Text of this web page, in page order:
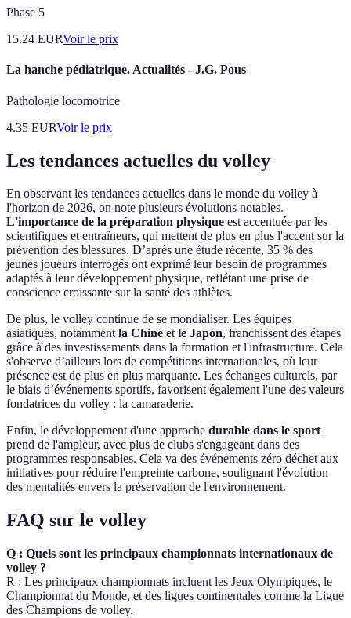
Phase 5
15.24 EURVoir le prix
La hanche pédiatrique. Actualités - J.G. Pous
Pathologie locomotrice
4.35 EURVoir le prix
Les tendances actuelles du volley
En observant les tendances actuelles dans le monde du volley à
l'horizon de 2026, on note plusieurs évolutions notables.
L'importance de la préparation physique est accentuée par les
scientifiques et entraîneurs, qui mettent de plus en plus l'accent sur la
prévention des blessures. D’après une étude récente, 35 % des
jeunes joueurs interrogés ont exprimé leur besoin de programmes
adaptés à leur développement physique, reflétant une prise de
conscience croissante sur la santé des athlètes.
De plus, le volley continue de se mondialiser. Les équipes
asiatiques, notammentla Chine etle Japon, franchissent des étapes
grâce à des investissements dans la formation et l'infrastructure. Cela
s'observe d’ailleurs lors de compétitions internationales, où leur
présence est de plus en plus marquante. Les échanges culturels, par
le biais d’événements sportifs, favorisent également l'une des valeurs
fondatrices du volley : la camaraderie.
Enfin, le développement d'une approche durable dans le sport
prend de l'ampleur, avec plus de clubs s'engageant dans des
programmes responsables. Cela va des événements zéro déchet aux
initiatives pour réduire l'empreinte carbone, soulignant l'évolution
des mentalités envers la préservation de l'environnement.
FAQ sur le volley
Q : Quels sont les principaux championnats internationaux de
volley ?
R : Les principaux championnats incluent les Jeux Olympiques, le
Championnat du Monde, et des ligues continentales comme la Ligue
des Champions de volley.